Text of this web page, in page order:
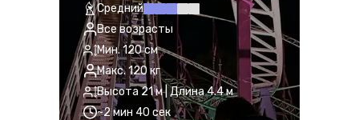
Средний
Все возрасты
Мин. 120 см
Макс. 120 кг
Высота 21 м | Длина 4.4 м
~2 мин 40 сек